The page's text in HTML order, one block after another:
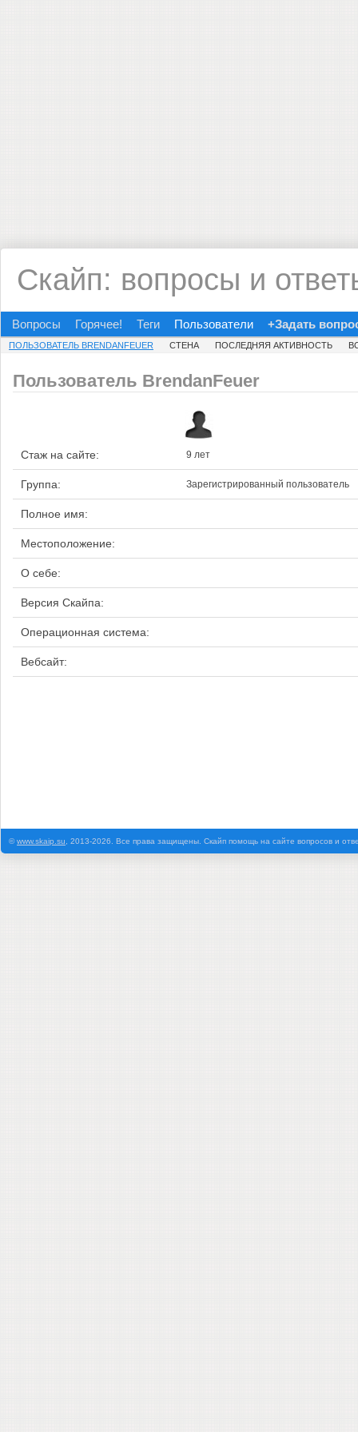
Скайп: вопросы и
Вопросы Горячее! Теги Пользователи +Задать
ПОЛЬЗОВАТЕЛЬ BRENDANFEUER СТЕНА ПОСЛЕДНЯЯ АКТИВНОСТЬ
Пользователь BrendanFeuer
Стаж на сайте: 9 лет
Группа: Зарегистрированный пользователь
Полное имя:
Местоположение:
О себе:
Версия Скайпа:
Операционная система:
Вебсайт:
©www.skaip.su , 2013-2026. Все права защищены. Скайп помощь на сайте вопросов и